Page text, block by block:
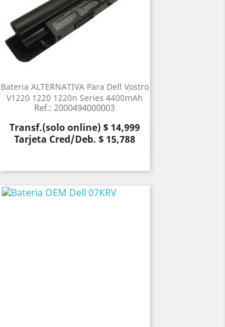
Bateria ALTERNATIVA Para Dell Vostro
V1220 1220 1220n Series 4400mAh
Ref.: 2000494000003
Precio
Transf.(solo online) $ 14,999
Tarjeta Cred/Deb. $ 15,788
Vista rápida